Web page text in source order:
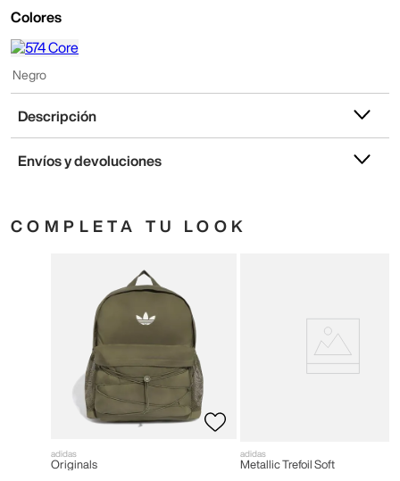
Colores
Negro
Descripción
Envíos y devoluciones
COMPLETA TU LOOK
adidas
Originals
adidas
Metallic Trefoil Soft